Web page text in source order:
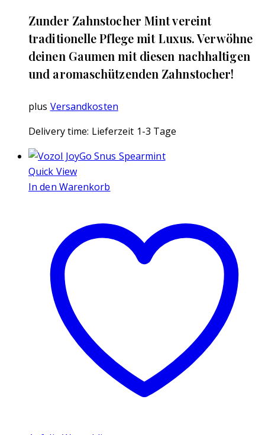
Zunder Zahnstocher Mint vereint
traditionelle Pflege mit Luxus. Verwöhne
deinen Gaumen mit diesen nachhaltigen
und aromaschützenden Zahnstocher!
plus Versandkosten
Delivery time: Lieferzeit 1-3 Tage
Quick View
In den Warenkorb